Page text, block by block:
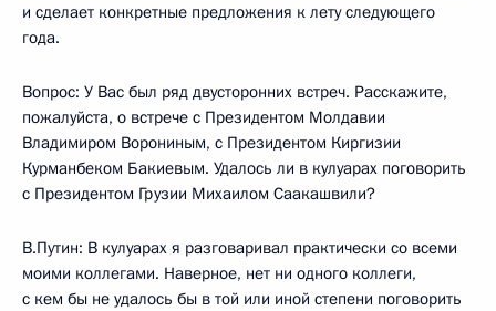
и сделает конкретные предложения к лету следующего
года.
Вопрос: У Вас был ряд двусторонних встреч. Расскажите,
пожалуйста, о встрече с Президентом Молдавии
Владимиром Ворониным, с Президентом Киргизии
Курманбеком Бакиевым. Удалось ли в кулуарах поговорить
с Президентом Грузии Михаилом Саакашвили?
В.Путин: В кулуарах я разговаривал практически со всеми
моими коллегами. Наверное, нет ни одного коллеги,
с кем бы не удалось бы в той или иной степени поговорить